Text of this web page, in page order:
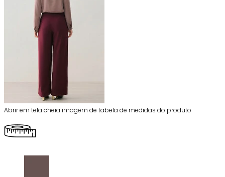
Abrir em tela cheia imagem de tabela de medidas do produto